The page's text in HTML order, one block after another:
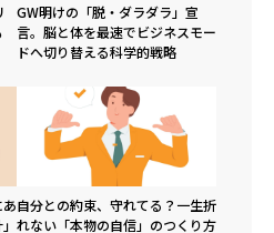
GW明けの「脱・ダラダラ」宣
言。脳と体を最速でビジネスモー
ドへ切り替える科学的戦略
自分との約束、守れてる？一生折
れない「本物の自信」のつくり方